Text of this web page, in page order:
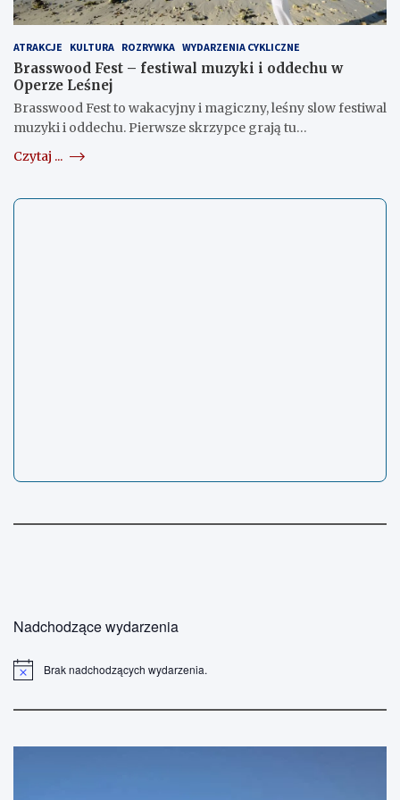
ATRAKCJE KULTURA ROZRYWKA WYDARZENIA CYKLICZNE
Brasswood Fest – festiwal muzyki i oddechu w
Operze Leśnej
Brasswood Fest to wakacyjny i magiczny, leśny slow festiwal
muzyki i oddechu. Pierwsze skrzypce grają tu…
Czytaj ...
Nadchodzące wydarzenia
d
Brak nadchodzących wydarzenia.